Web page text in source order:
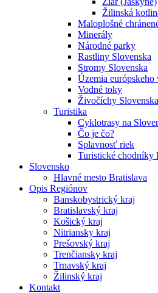
Žilinská
Maloplošné
Minerály
Národné parky
Rastliny Slovenska
Stromy Slovenska
Územia európskeho
Vodné toky
Živočíchy Slovenska
Turistika
Cyklotrasy na
Čo je čo?
Splavnosť riek
Turistické chodníky
Slovensko
Hlavné mesto Bratislava
Opis Regiónov
Banskobystrický kraj
Bratislavský kraj
Košický kraj
Nitriansky kraj
Prešovský kraj
Trenčiansky kraj
Trnavský kraj
Žilinský kraj
Kontakt